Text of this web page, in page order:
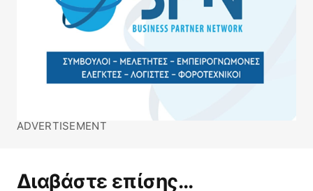
ADVERTISEMENT
Διαβάστε επίσης...